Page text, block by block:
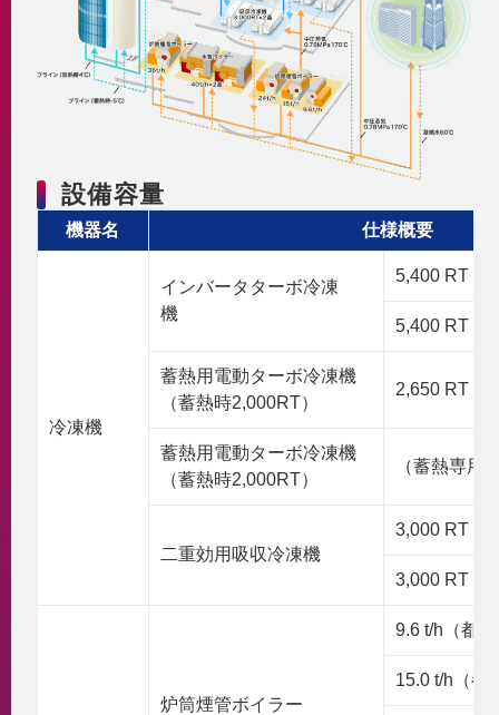
設備容量
機器名 仕様概要
冷凍機
インバータターボ冷凍
機
5,400 RT
5,400 RT
蓄熱用電動ターボ冷凍機
（蓄熱時2,000RT）
2,650 RT（
蓄熱用電動ターボ冷凍機
（蓄熱時2,000RT）
（蓄熱専用
二重効用吸収冷凍機
3,000 RT
3,000 RT
炉筒煙管ボイラー
9.6 t/h（都
15.0 t/h（都